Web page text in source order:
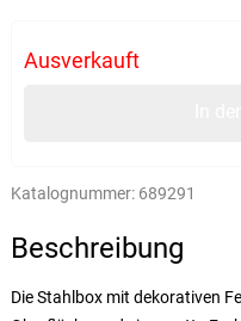
Ausverkauft
Katalognummer: 689291
Beschreibung
Die Stahlbox mit dekorativen